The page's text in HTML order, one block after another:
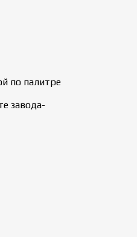
по палитре
завода-